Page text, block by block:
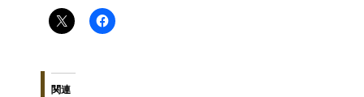
関連